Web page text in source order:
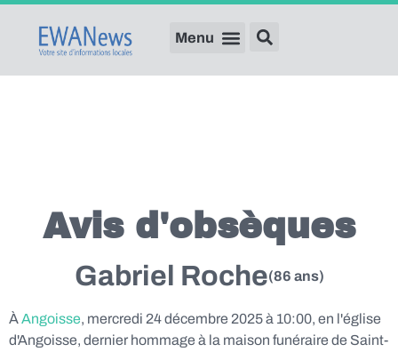
Avis d'obsèques
Gabriel Roche(86 ans)
ÀAngoisse, mercredi 24 décembre 2025 à 10:00, en l'église
d'Angoisse, dernier hommage à la maison funéraire de Saint-